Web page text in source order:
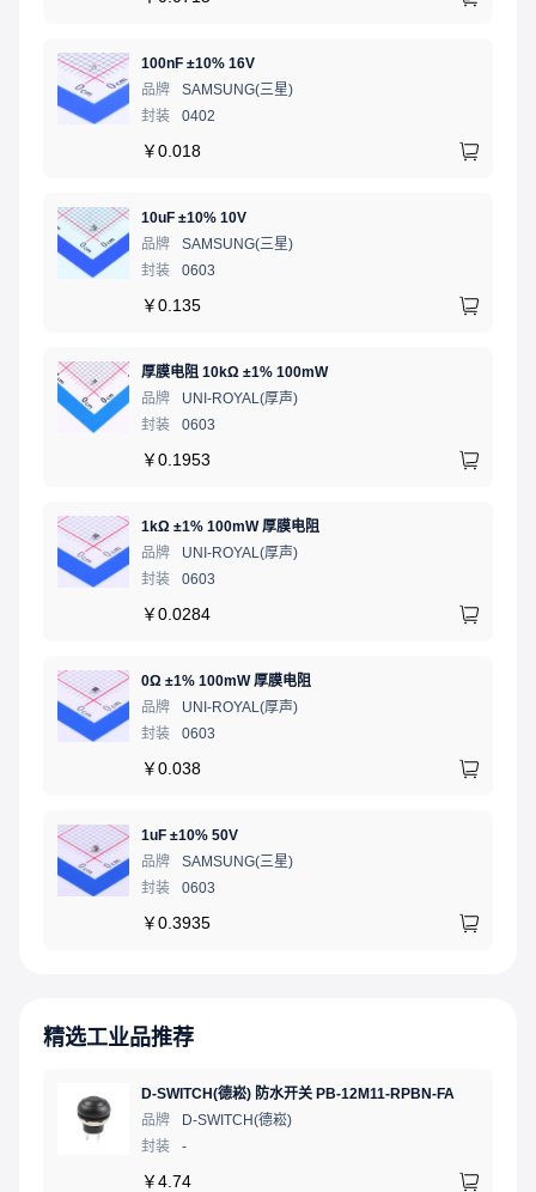
100nF ±10% 16V
品牌
SAMSUNG(三星)
封装
0402
￥0.018
10uF ±10% 10V
品牌
SAMSUNG(三星)
封装
0603
￥0.135
厚膜电阻 10kΩ ±1% 100mW
品牌
UNI-ROYAL(厚声)
封装
0603
￥0.1953
1kΩ ±1% 100mW 厚膜电阻
品牌
UNI-ROYAL(厚声)
封装
0603
￥0.0284
0Ω ±1% 100mW 厚膜电阻
品牌
UNI-ROYAL(厚声)
封装
0603
￥0.038
1uF ±10% 50V
品牌
SAMSUNG(三星)
封装
0603
￥0.3935
精选工业品推荐
D-SWITCH(德崧) 防水开关 PB-12M11-RPBN-FA
品牌
D-SWITCH(德崧)
封装
-
￥4.74